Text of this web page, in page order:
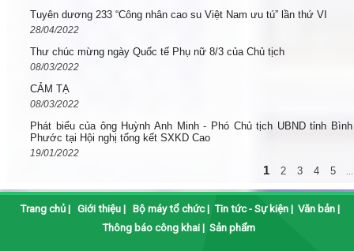
Tuyên dương 233 “Công nhân cao su Việt Nam ưu tú” lần thứ VI
28/04/2022
Thư chúc mừng ngày Quốc tế Phụ nữ 8/3 của Chủ tịch
08/03/2022
CẢM TẠ
08/03/2022
Phát biểu của ông Huỳnh Anh Minh - Phó Chủ tịch UBND tỉnh Bình
Phước tại Hội nghị tổng kết SXKD Cao
19/01/2022
1 2 3 4 5 ...
Trang chủ| Giới thiệu| Bộ máy tổ chức| Tin tức - Sự kiện| Văn bản|
Thông báo công khai| Sản phẩm